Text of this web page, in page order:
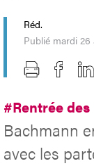
Réd.
Publié mardi 26
#Rentrée
Bachmann
avec les